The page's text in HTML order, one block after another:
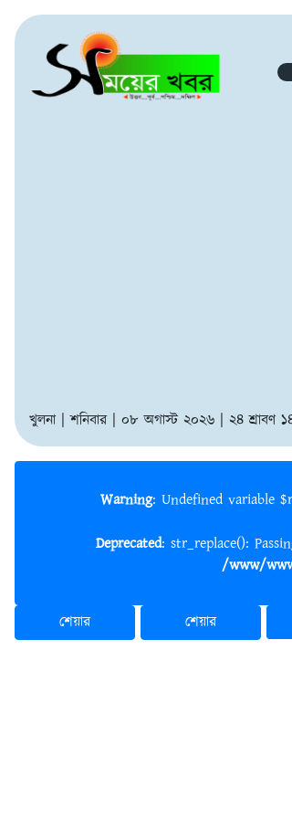
খুলনা | শনিবার | ০৮ অগাস্ট ২০২৬ | ২৪ শ্রাবণ
Warning : Undefined variable
Deprecated : str_replace():
/www/
শেয়ার
শেয়ার